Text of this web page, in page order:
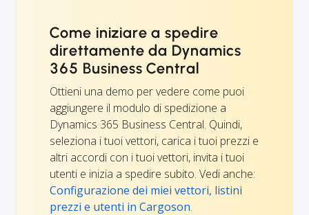
Come iniziare a spedire
direttamente da Dynamics
365 Business Central
Ottieni una demo per vedere come puoi
aggiungere il modulo di spedizione a
Dynamics 365 Business Central. Quindi,
seleziona i tuoi vettori, carica i tuoi prezzi e
altri accordi con i tuoi vettori, invita i tuoi
utenti e inizia a spedire subito. Vedi anche:
Configurazione dei miei vettori, listini
prezzi e utenti in Cargoson.